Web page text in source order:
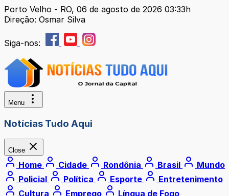
Porto Velho - RO, 06 de agosto de 2026 03:33h
Direção: Osmar Silva
Siga-nos:
Menu
Notícias Tudo Aqui
Close
Home Cidade Rondônia Brasil
Mundo
Policial
Política Esporte
Entretenimento
Cultura
Emprego Língua de Fogo